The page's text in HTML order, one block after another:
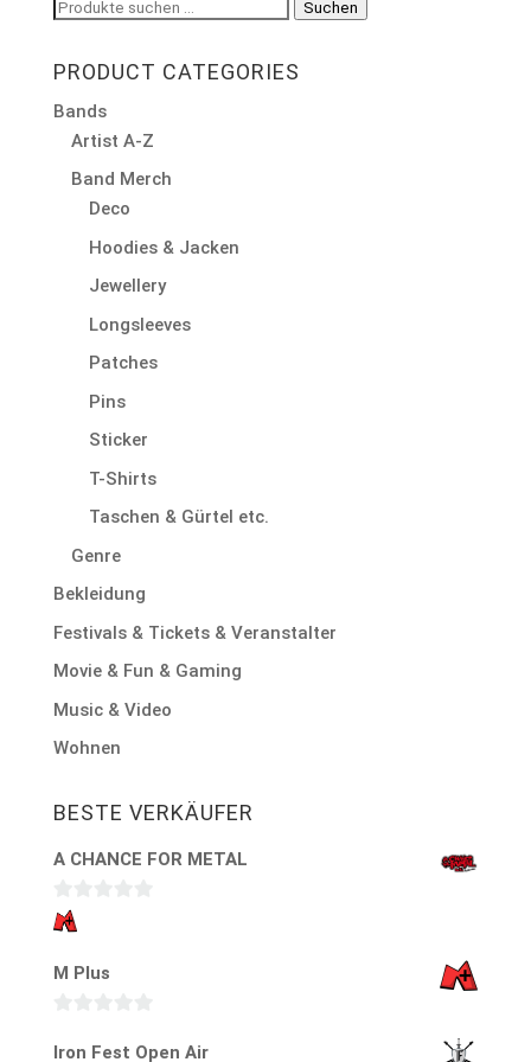
Suchen
Suchen
PRODUCT CATEGORIES
Bands
Artist A-Z
Band Merch
Deco
Hoodies & Jacken
Jewellery
Longsleeves
Patches
Pins
Sticker
T-Shirts
Taschen & Gürtel etc.
Genre
Bekleidung
Festivals & Tickets & Veranstalter
Movie & Fun & Gaming
Music & Video
Wohnen
BESTE VERKÄUFER
A CHANCE FOR METAL
0
oM Plus
v
Iron Fest Open Air